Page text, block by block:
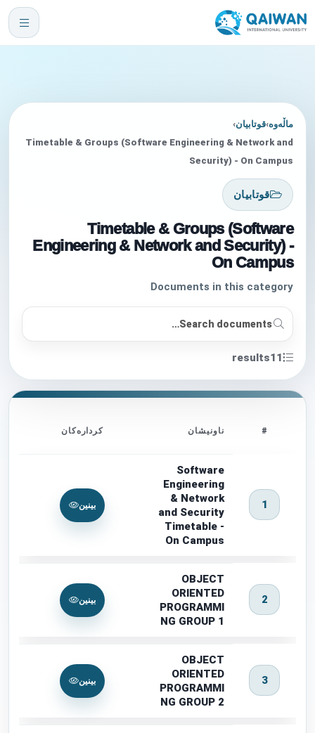
ماڵەوە›قوتابیان›
Timetable & Groups (Software Engineering & Network and
Security) - On Campus
قوتابیان
Timetable & Groups (Software
Engineering & Network and Security) -
On Campus
Documents in this category
11
results
# ناونیشان کردارەکان
1
Software
Engineering
& Network
and Security
Timetable -
On Campus
بینین
2
OBJECT
ORIENTED
PROGRAMMI
NG GROUP 1
بینین
3
OBJECT
ORIENTED
PROGRAMMI
NG GROUP 2
بینین